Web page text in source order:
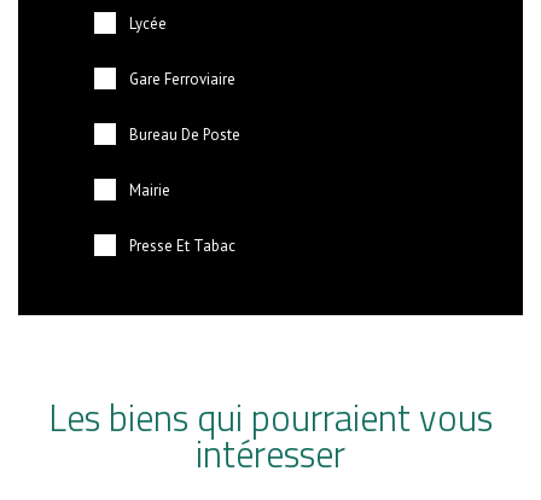
Lycée
Gare Ferroviaire
Bureau De Poste
Mairie
Presse Et Tabac
Les biens qui pourraient vous
intéresser